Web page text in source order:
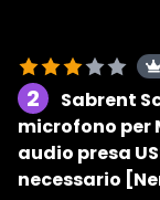
2
Sabrent
microfono per
audio presa
necessario